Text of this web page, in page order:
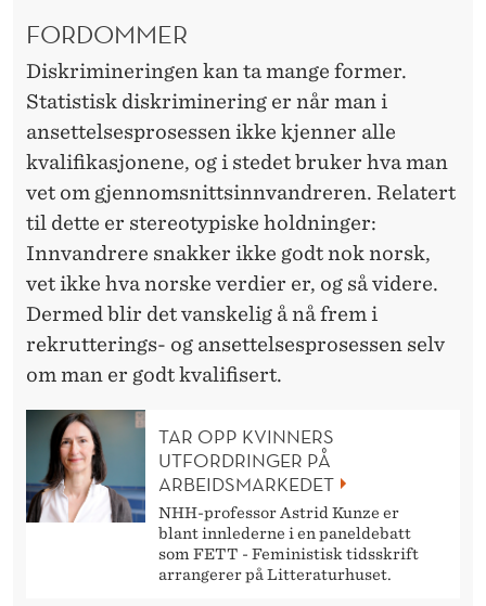
FORDOMMER
Diskrimineringen kan ta mange former.
Statistisk diskriminering er når man i
ansettelsesprosessen ikke kjenner alle
kvalifikasjonene, og i stedet bruker hva man
vet om gjennomsnittsinnvandreren. Relatert
til dette er stereotypiske holdninger:
Innvandrere snakker ikke godt nok norsk,
vet ikke hva norske verdier er, og så videre.
Dermed blir det vanskelig å nå frem i
rekrutterings- og ansettelsesprosessen selv
om man er godt kvalifisert.
TAR OPP KVINNERS
UTFORDRINGER PÅ
ARBEIDSMARKEDET
NHH-professor Astrid Kunze er
blant innlederne i en paneldebatt
som FETT - Feministisk tidsskrift
arrangerer på Litteraturhuset.